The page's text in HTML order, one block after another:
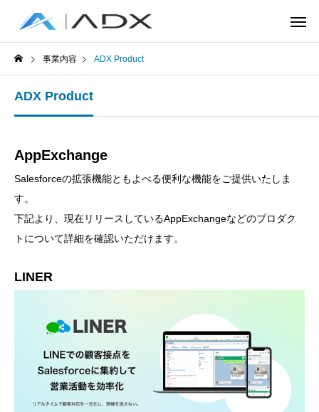
事業内容 ADX Product
ADX Product
AppExchange
Salesforceの拡張機能ともよべる便利な機能をご提供いたしま
す。
下記より、現在リリースしているAppExchangeなどのプロダク
トについて詳細を確認いただけます。
LINER